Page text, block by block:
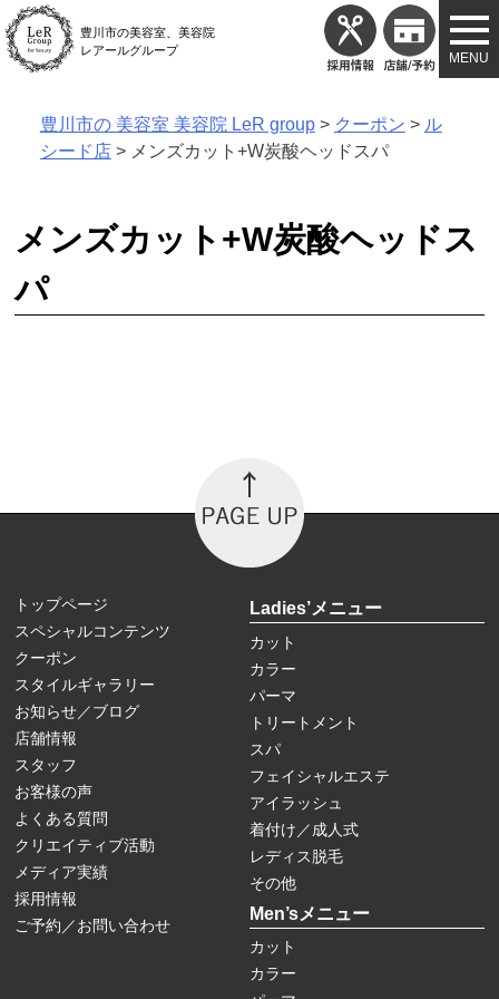
Skip
to
content
豊川市の美容室、美容院
レアールグループ
豊川市の 美容室 美容院 LeR group> クーポン > ル
シード店> メンズカット+W炭酸ヘッドスパ
メンズカット+W炭酸ヘッドス
パ
トップページ
スペシャルコンテンツ
クーポン
スタイルギャラリー
お知らせ／ブログ
店舗情報
スタッフ
お客様の声
よくある質問
クリエイティブ活動
メディア実績
採用情報
ご予約／お問い合わせ
Ladies’メニュー
カット
カラー
パーマ
トリートメント
スパ
フェイシャルエステ
アイラッシュ
着付け／成人式
レディス脱毛
その他
Men’sメニュー
カット
カラー